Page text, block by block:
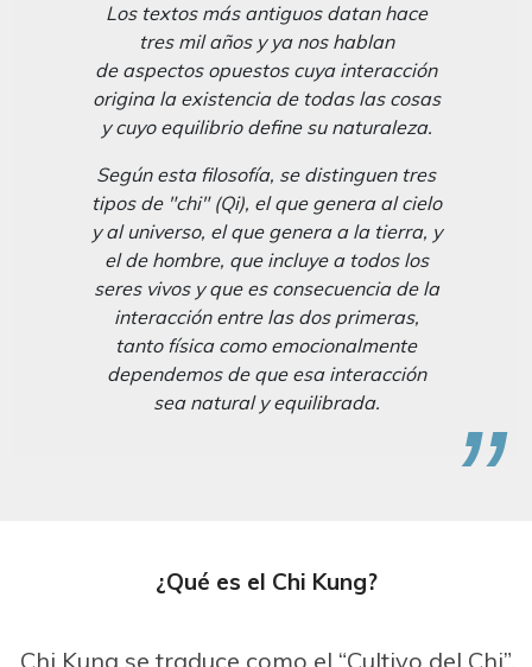
Los textos más antiguos datan hace
tres mil años y ya nos hablan
de aspectos opuestos cuya interacción
origina la existencia de todas las cosas
y cuyo equilibrio define su naturaleza.
Según esta filosofía, se distinguen tres
tipos de "chi" (Qi), el que genera al cielo
y al universo, el que genera a la tierra, y
el de hombre, que incluye a todos los
seres vivos y que es consecuencia de la
interacción entre las dos primeras,
tanto física como emocionalmente
dependemos de que esa interacción
sea natural y equilibrada.
¿Qué es el Chi Kung?
Chi Kung se traduce como el “Cultivo del Chi”.